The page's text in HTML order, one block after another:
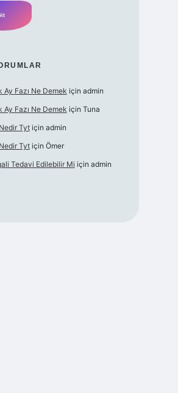
Ay Fazı Ne Demek için admin
Ay Fazı Ne Demek için Tuna
Tytiçin admin
Tytiçin Ömer
Tedavi Edilebilir Mi için admin